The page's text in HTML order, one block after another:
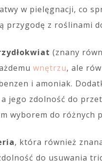
w pielęgnacji, co
przygodę z roślinami
(znany
wnętrzu, ale
i amoniak.
zdolność do
wyborem do różnych
, która również
do usuwania